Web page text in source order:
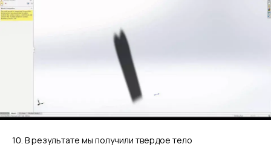
10. В результате мы получили твердое тело